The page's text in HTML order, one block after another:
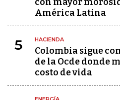
América Latina
5 HACIENDA
Colombia sigue
de la Ocde donde
costo de vida